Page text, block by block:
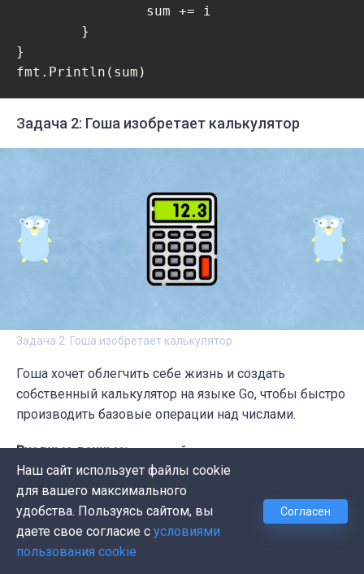
}
Задача 2: Гоша изобретает калькулятор
Задача 2: Гоша изобретает калькулятор
Гоша хочет облегчить себе жизнь и создать
собственный калькулятор на языке Go, чтобы быстро
производить базовые операции над числами.
Входные данные:в первой строке вводятся два
целых числа, а на следующей – один из четырех
возможных символов, обозначающих
математическую операцию: + ,
Выходные данные:
Наш сайт использует файлы cookie
для вашего максимального
удобства. Пользуясь сайтом, вы
даете свое согласие с условиями
пользования cookie
Согласен